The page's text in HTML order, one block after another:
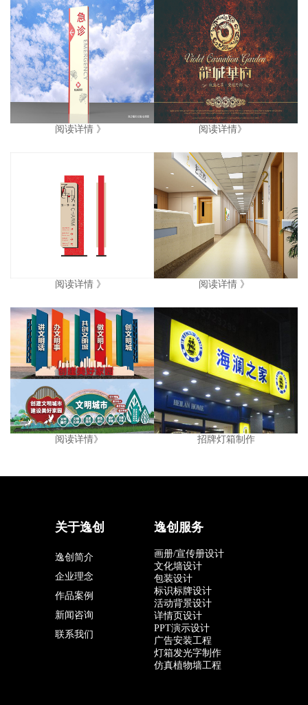
阅读详情 》 阅读详情》
阅读详情 》
阅读详情》
阅读详情 》
招牌灯箱制作
关于逸创
逸创简介
企业理念
作品案例
新闻咨询
联系我们
逸创服务
画册/宣传册设计
文化墙设计
包装设计
标识标牌设计
活动背景设计
详情页设计
PPT演示设计
广告安装工程
灯箱发光字制作
仿真植物墙工程